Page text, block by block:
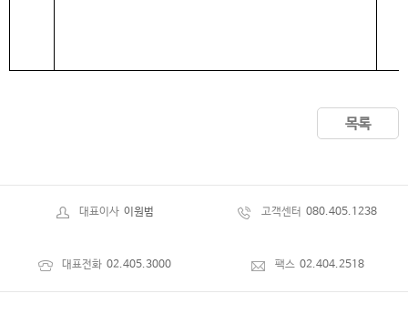
목록
대표이사 이원범 고객센터 080.405.1238
대표전화 02.405.3000 팩스 02.404.2518